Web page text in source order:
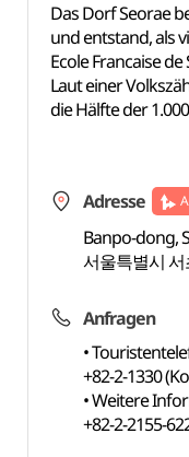
Das Dorf Seorae
und entstand, als
Ecole Francaise
Laut einer
die Hälfte der
Adresse
Banpo-dong,
서울특별시
Anfragen
•
+82-2-1330
• Weitere
+82-2-2155-